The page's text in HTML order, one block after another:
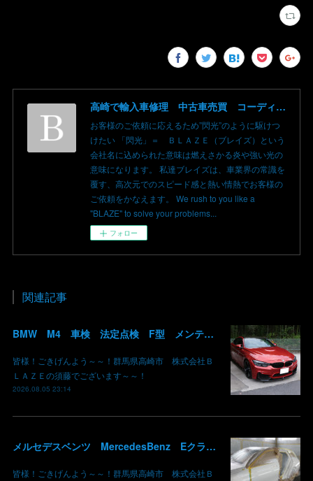
高崎で輸入車修理 中古車売買 コーディングならBLAZE（ブレイズ）へ│BLAZE Total Car Support & Modify in Takasaki Gunma
お客様のご依頼に応えるため”閃光”のように駆けつ
けたい 「閃光」＝ ＢＬＡＺＥ（ブレイズ）という
会社名に込められた意味は燃えさかる炎や強い光の
意味になります。 私達ブレイズは、車業界の常識を
覆す、高次元でのスピード感と熱い情熱でお客様の
ご依頼をかなえます。 We rush to you like a
"BLAZE" to solve your problems...
フォロー
関連記事
BMW M4 車検 法定点検 F型 メンテナンス ロアアーム 交換 群馬 高崎
皆様！ごきげんよう～～！群馬県高崎市 株式会社Ｂ
ＬＡＺＥの須藤でございます～～！
2026.08.05 23:14
メルセデスベンツ MercedesBenz Eクラス 213 板金 鈑金 修理 ドア バンパー サイドスカート クォーターパネル 保険 群馬 高崎
皆様！ごきげんよう～～！群馬県高崎市 株式会社Ｂ